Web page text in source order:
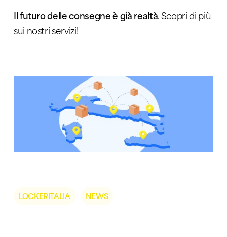
Il futuro delle consegne è già realtà. Scopri di più
sui nostri servizi!
LOCKERITALIA NEWS